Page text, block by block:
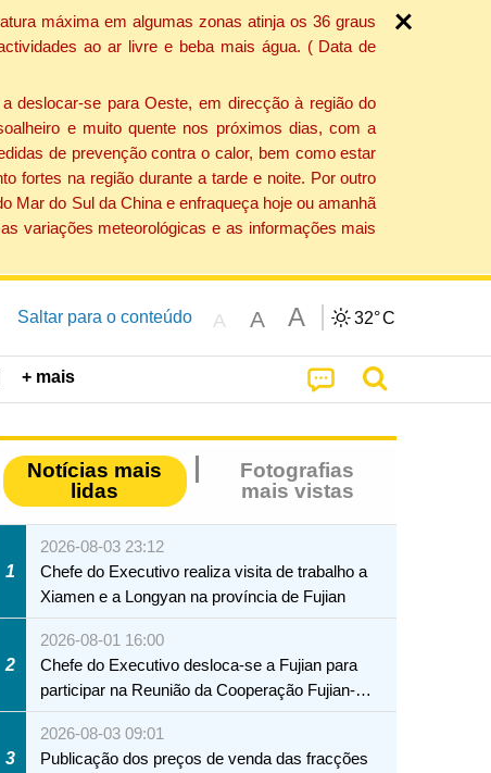
máxima em algumas zonas atinja os 36 graus
ao ar livre e beba mais água. ( Data de
deslocar-se para Oeste, em direcção à região do
e muito quente nos próximos dias, com a
de prevenção contra o calor, bem como estar
fortes na região durante a tarde e noite. Por outro
Mar do Sul da China e enfraqueça hoje ou amanhã
variações meteorológicas e as informações mais
Saltar para o conteúdo A A A 32°C
+ mais
Notícias mais
lidas
Fotografias
mais vistas
1
2026-08-03 23:12
Chefe do Executivo realiza visita de trabalho a
Xiamen e a Longyan na província de Fujian
2
2026-08-01 16:00
Chefe do Executivo desloca-se a Fujian para
participar na Reunião da Cooperação Fujian-
Macau
3
2026-08-03 09:01
Publicação dos preços de venda das fracções